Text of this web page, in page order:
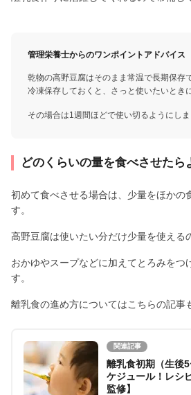
管理栄養士からのワンポイントアドバイス
乾物の高野豆腐はそのまま常温で長期保存
冷凍保存しておくと、さっと使いたいとき
その場合は1週間ほどで使い切るようにしま
どのくらいの量を食べさせたら
初めて食べさせる場合は、少量をほかの
す。
高野豆腐は使いたい分だけ少量を使える
おかゆやスープなどに加えてとろみをつ
す。
離乳食の進め方についてはこちらの記事
関連記事
離乳食初期（生後
ケジュール！レシ
監修】